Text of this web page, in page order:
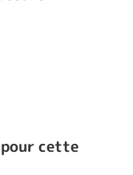
pour cette